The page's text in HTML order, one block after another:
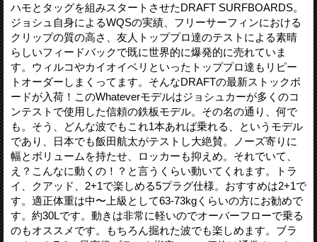
ハモとタッグを組みスタートさせたDRAFT SURFBOARDS。
ジョシュ自身によるWQSの実績、フリーサーフィンにおける
クリップの質の高さ、友人トッププロ達のテストによる素晴
らしいフィードバックで既に世界的に爆発的に売れていま
す。ウィルコやカイオイベリといったトッププロ達もリピー
トオーダーしまくってます。そんなDRAFTの最新ストックボ
ードが入荷！このWhateverモデルはジョシュカーが多くのコ
ンテストで使用した信頼の鉄板モデル。その名の通り、何で
も。そう、どんな波でもこれ1本あれば乗れる、というモデル
であり、日本でも飯田航太がテストし大絶賛。ノーズ寄りに
幅とボリュームを持たせ、ロッカーも抑えめ。それでいて、
え？こんなに動くの！？と言うくらい動いてくれます。トラ
イ、クアッド、2+1で楽しめる5プラグ仕様。おすすめは2+1で
す。適正体重は中〜上級として63-73kgくらいの方にお勧めで
す。約30Lです。動きは非常に軽いのでオーバーフローで乗る
のもオススメです。もちろん掘れた波でも楽しめます。ブラ